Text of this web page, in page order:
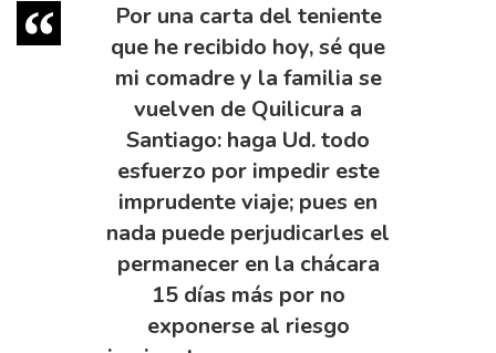
Por una carta del teniente
que he recibido hoy, sé que
mi comadre y la familia se
vuelven de Quilicura a
Santiago: haga Ud. todo
esfuerzo por impedir este
imprudente viaje; pues en
nada puede perjudicarles el
permanecer en la chácara
15 días más por no
exponerse al riesgo